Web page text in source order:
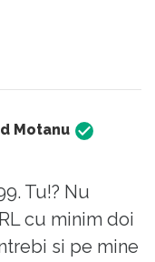
Motanu
Tu!? Nu
cu minim doi
si pe mine